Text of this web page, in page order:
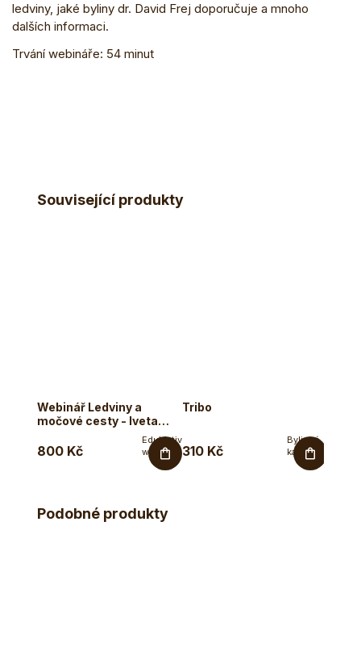
ledviny, jaké byliny dr. David Frej doporučuje a mnoho
dalších informaci.
Trvání webináře: 54 minut
Související produkty
Webinář Ledviny a
močové cesty - Iveta
Ječmík Skuherská
800 Kč
Eduktativní
webinář
naturopatky
na
téma...
Tribo
310 Kč
Bylinné
kapsle
pro
Podobné produkty